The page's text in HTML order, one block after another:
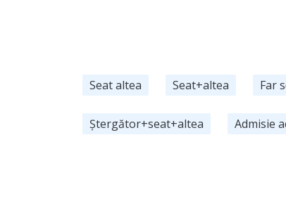
Seat altea Seat+altea Far
Ștergător+seat+altea Admisie